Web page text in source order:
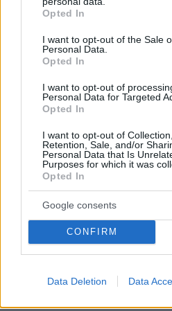
grant or deny consent to Google
use your data for below specified
consent section.
Opted In
I want to opt-out of the Sale
Personal Data.
Opted In
I want to opt-out of
Personal Data for Targeted
Opted In
I want to opt-out of
Retention, Sale, and/or
Personal Data that Is
Purposes for which it was
Opted In
Google consents
CONFIRM
Data Deletion Data
μικρό κυκλαδίτικο καταφύγιο
Αυτοί είναι οι σκύλοι που
πριν 12 λεπτά
Το Κέιμπριτζ επανεξετάζει τις
καθηγητών, μετά την
κατηγορήθηκε για λογοκλοπή
Οι ωραιότερες παραλίες της
πριν 17 λεπτά
Ένας 15χρονος ΗΠΑ ντυμένος
θανάτου 78χρονο βετεράνο,
του είπε
πριν 17 λεπτά
Κοιλιακό λίπος: Πέντε τρόποι
Το λάθος με το κλειδί του